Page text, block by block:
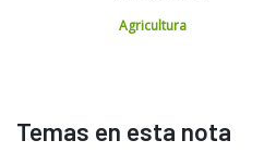
Agricultura
Temas en esta nota